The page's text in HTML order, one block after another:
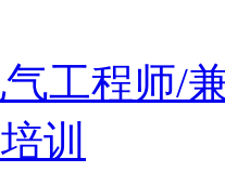
工程师/
训